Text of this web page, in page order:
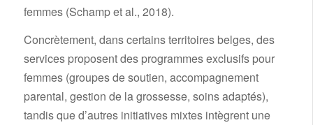
femmes (Schamp et al., 2018).
Concrètement, dans certains territoires belges, des
services proposent des programmes exclusifs pour
femmes (groupes de soutien, accompagnement
parental, gestion de la grossesse, soins adaptés),
tandis que d’autres initiatives mixtes intègrent une